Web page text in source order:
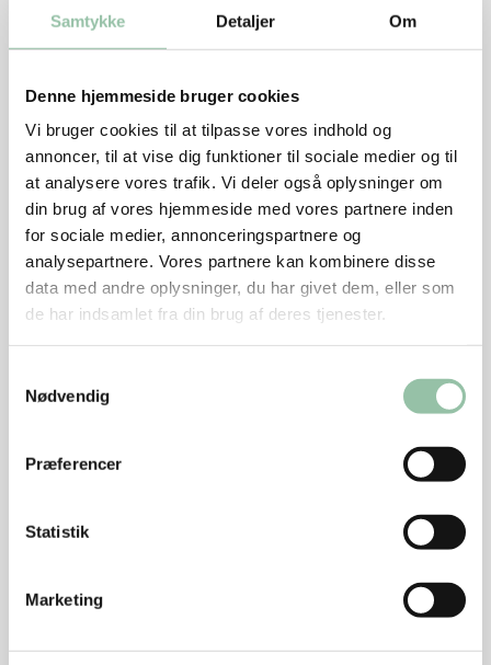
Samtykke Detaljer Om
Denne hjemmeside bruger cookies
Vi bruger cookies til at tilpasse vores indhold og
annoncer, til at vise dig funktioner til sociale medier og til
at analysere vores trafik. Vi deler også oplysninger om
din brug af vores hjemmeside med vores partnere inden
for sociale medier, annonceringspartnere og
analysepartnere. Vores partnere kan kombinere disse
data med andre oplysninger, du har givet dem, eller som
de har indsamlet fra din brug af deres tjenester.
Nødvendig
Præferencer
Statistik
Marketing
Salt og peber
4 stilke timian, persille eller purløg
Tilbehør
2 boller, ca. 300 g
Sådan gør du
Skær kødet i strimler eller mindre stykker.
Rør fraiche med sennep. Tilsæt grøntsagerne og smag
Vend kødet i eller læg det ved siden af.
Anret evt. salaten i salatblade og pynt med timian
Læg det i en bolle og tag det med som madpakke –